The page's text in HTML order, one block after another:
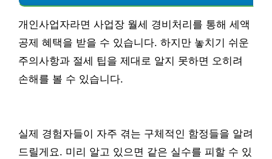
개인사업자라면 사업장 월세 경비처리를 통해 세액
공제 혜택을 받을 수 있습니다. 하지만 놓치기 쉬운
주의사항과 절세 팁을 제대로 알지 못하면 오히려
손해를 볼 수 있습니다.
실제 경험자들이 자주 겪는 구체적인 함정들을 알려
드릴게요. 미리 알고 있으면 같은 실수를 피할 수 있